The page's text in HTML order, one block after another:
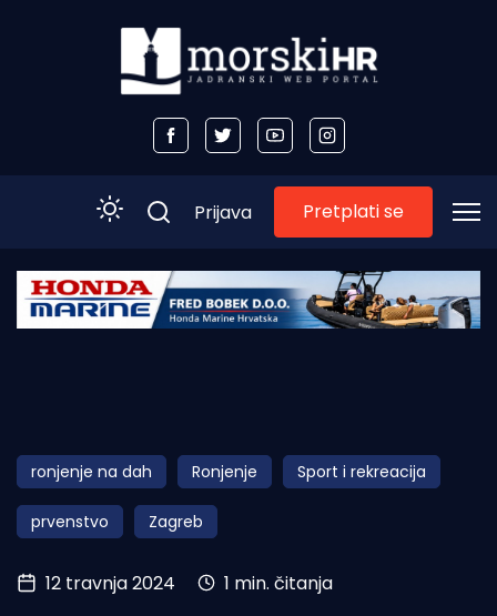
Početna
Obala
Otoci
Turizam i nautika
Pomorstvo
Prijava Pretplati se
ronjenje na dah Ronjenje Sport i rekreacija
prvenstvo Zagreb
12 travnja 2024 1 min. čitanja